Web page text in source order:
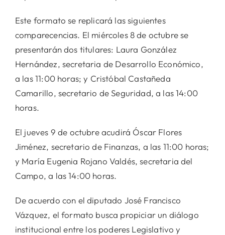
Este formato se replicará las siguientes
comparecencias. El miércoles 8 de octubre se
presentarán dos titulares: Laura González
Hernández, secretaria de Desarrollo Económico,
a las 11:00 horas; y Cristóbal Castañeda
Camarillo, secretario de Seguridad, a las 14:00
horas.
El jueves 9 de octubre acudirá Óscar Flores
Jiménez, secretario de Finanzas, a las 11:00 horas;
y María Eugenia Rojano Valdés, secretaria del
Campo, a las 14:00 horas.
De acuerdo con el diputado José Francisco
Vázquez, el formato busca propiciar un diálogo
institucional entre los poderes Legislativo y